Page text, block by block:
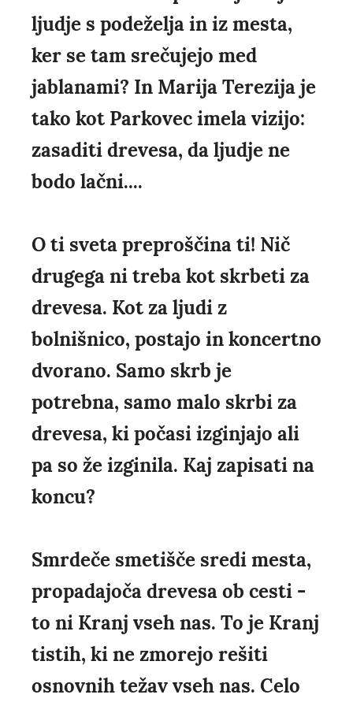
ljudje s podeželja in iz mesta,
ker se tam srečujejo med
jablanami? In Marija Terezija je
tako kot Parkovec imela vizijo:
zasaditi drevesa, da ljudje ne
bodo lačni....
O ti sveta preproščina ti! Nič
drugega ni treba kot skrbeti za
drevesa. Kot za ljudi z
bolnišnico, postajo in koncertno
dvorano. Samo skrb je
potrebna, samo malo skrbi za
drevesa, ki počasi izginjajo ali
pa so že izginila. Kaj zapisati na
koncu?
Smrdeče smetišče sredi mesta,
propadajoča drevesa ob cesti -
to ni Kranj vseh nas. To je Kranj
tistih, ki ne zmorejo rešiti
osnovnih težav vseh nas. Celo